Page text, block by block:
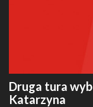
Druga tura
Katarzyna